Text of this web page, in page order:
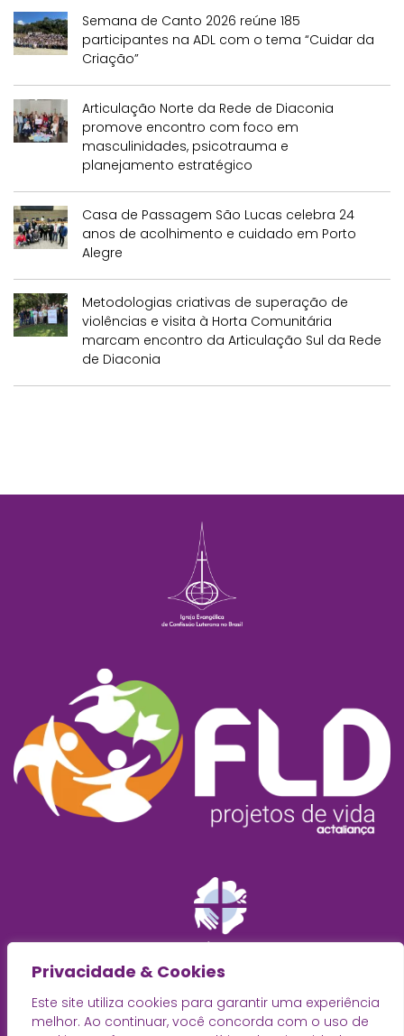
Privacidade & Cookies
Este site utiliza cookies para garantir uma experiência
melhor. Ao continuar, você concorda com o uso de
Semana de Canto 2026 reúne 185
participantes na ADL com o tema “Cuidar da
Criação”
Articulação Norte da Rede de Diaconia
promove encontro com foco em
masculinidades, psicotrauma e
planejamento estratégico
Casa de Passagem São Lucas celebra 24
anos de acolhimento e cuidado em Porto
Alegre
Metodologias criativas de superação de
violências e visita à Horta Comunitária
marcam encontro da Articulação Sul da Rede
de Diaconia